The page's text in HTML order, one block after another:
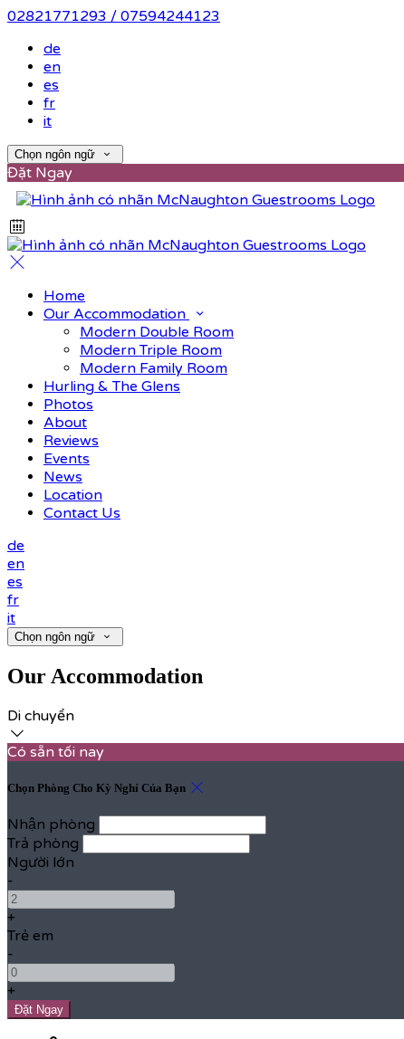
02821771293 / 07594244123
de
en
es
fr
it
Chọn ngôn ngữ
Đặt Ngay
Home
Our Accommodation
Modern Double Room
Modern Triple Room
Modern Family Room
Hurling & The Glens
Photos
About
Reviews
Events
News
Location
Contact Us
de
en
es
fr
it
Chọn ngôn ngữ
Our Accommodation
Di chuyển
Có sẵn tối nay
Chọn Phòng Cho Kỳ Nghỉ Của Bạn
Nhận phòng
Trả phòng
Người lớn
-
+
Trẻ em
-
+